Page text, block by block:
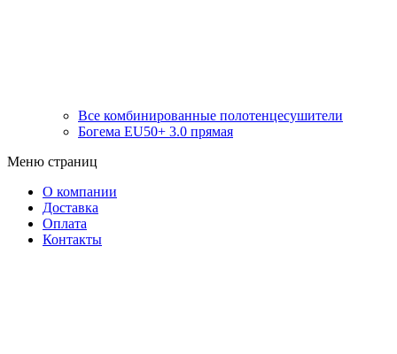
Все комбинированные полотенцесушители
Богема EU50+ 3.0 прямая
Меню страниц
О компании
Доставка
Оплата
Контакты